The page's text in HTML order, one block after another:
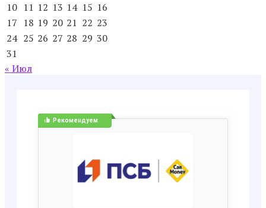
10 11 12 13 14 15 16
17 18 19 20 21 22 23
24 25 26 27 28 29 30
31
« Июл